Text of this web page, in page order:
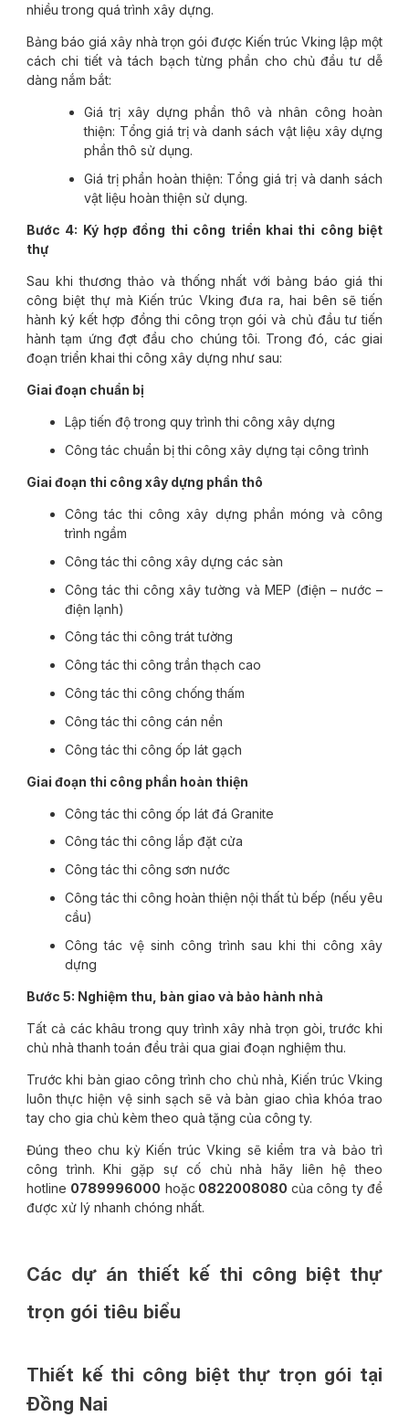
nhiều trong quá trình xây dựng.
Bảng báo giá xây nhà trọn gói được Kiến trúc Vking lập một
cách chi tiết và tách bạch từng phần cho chủ đầu tư dễ
dàng nắm bắt:
Giá trị xây dựng phần thô và nhân công hoàn
thiện: Tổng giá trị và danh sách vật liệu xây dựng
phần thô sử dụng.
Giá trị phần hoàn thiện: Tổng giá trị và danh sách
vật liệu hoàn thiện sử dụng.
Bước 4: Ký hợp đồng thi công triển khai thi công biệt
thự
Sau khi thương thảo và thống nhất với bảng báo giá thi
công biệt thự mà Kiến trúc Vking đưa ra, hai bên sẽ tiến
hành ký kết hợp đồng thi công trọn gói và chủ đầu tư tiến
hành tạm ứng đợt đầu cho chúng tôi. Trong đó, các giai
đoạn triển khai thi công xây dựng như sau:
Giai đoạn chuẩn bị
Lập tiến độ trong quy trình thi công xây dựng
Công tác chuẩn bị thi công xây dựng tại công trình
Giai đoạn thi công xây dựng phần thô
Công tác thi công xây dựng phần móng và công
trình ngầm
Công tác thi công xây dựng các sàn
Công tác thi công xây tường và MEP (điện – nước –
điện lạnh)
Công tác thi công trát tường
Công tác thi công trần thạch cao
Công tác thi công chống thấm
Công tác thi công cán nền
Công tác thi công ốp lát gạch
Giai đoạn thi công phần hoàn thiện
Công tác thi công ốp lát đá Granite
Công tác thi công lắp đặt cửa
Công tác thi công sơn nước
Công tác thi công hoàn thiện nội thất tủ bếp (nếu yêu
cầu)
Công tác vệ sinh công trình sau khi thi công xây
dựng
Bước 5: Nghiệm thu, bàn giao và bảo hành nhà
Tất cả các khâu trong quy trình xây nhà trọn gòi, trước khi
chủ nhà thanh toán đều trải qua giai đoạn nghiệm thu.
Trước khi bàn giao công trình cho chủ nhà, Kiến trúc Vking
luôn thực hiện vệ sinh sạch sẽ và bàn giao chìa khóa trao
tay cho gia chủ kèm theo quà tặng của công ty.
Đúng theo chu kỳ Kiến trúc Vking sẽ kiểm tra và bảo trì
công trình. Khi gặp sự cố chủ nhà hãy liên hệ theo
hotline 0789996000 hoặc 0822008080 của công ty để
được xử lý nhanh chóng nhất.
Các dự án thiết kế thi công biệt thự
trọn gói tiêu biểu
Thiết kế thi công biệt thự trọn gói tại
Đồng Nai